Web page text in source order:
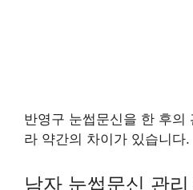
반영구 눈썹문신을 한 후의
라 약간의 차이가 있습니다.
남자 눈썹문신 관리